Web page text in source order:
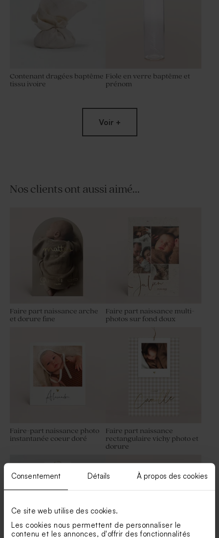
Consentement Détails À propos des cookies
Ce site web utilise des cookies.
Les cookies nous permettent de personnaliser le
contenu et les annonces, d'offrir des fonctionnalités
Contenant dragées baptême
tissu ivoire
Fiole en verre baptême et
prénom
Dragées baptême marbré or
amande 1 kg (± 300 ex)
transparent baptême
1 kg (± 240 ex)
Voir +
Nos clients ont aussi aimé...
Faire part naissance arche
et dorure fine
Faire part naissance multi-
photos sur fond doux
Faire-part naissance photo
instantanée coeur doré
Faire part naissance
rectangulaire vichy photo et
dorure